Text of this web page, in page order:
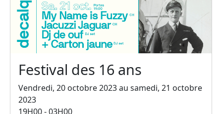
Festival des 16 ans
Vendredi, 20 octobre 2023 au samedi, 21 octobre
2023
19H00 - 03H00